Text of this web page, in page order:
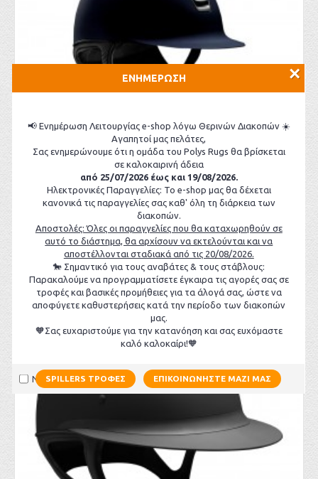
ΕΝΗΜΕΡΩΣΗ
📢 Ενημέρωση Λειτουργίας e-shop λόγω Θερινών Διακοπών ☀️
Αγαπητοί μας πελάτες,
Σας ενημερώνουμε ότι η ομάδα του Polys Rugs θα βρίσκεται
σε καλοκαιρινή άδεια
από 25/07/2026 έως και 19/08/2026.
Ηλεκτρονικές Παραγγελίες: Το e-shop μας θα δέχεται
κανονικά τις παραγγελίες σας καθ' όλη τη διάρκεια των
διακοπών.
Αποστολές: Όλες οι παραγγελίες που θα καταχωρηθούν σε
αυτό το διάστημα, θα αρχίσουν να εκτελούνται και να
αποστέλλονται σταδιακά από τις 20/08/2026.
🐎 Σημαντικό για τους αναβάτες & τους στάβλους:
Παρακαλούμε να προγραμματίσετε έγκαιρα τις αγορές σας σε
τροφές και βασικές προμήθειες για τα άλογά σας, ώστε να
αποφύγετε καθυστερήσεις κατά την περίοδο των διακοπών
μας.
🧡Σας ευχαριστούμε για την κατανόηση και σας ευχόμαστε
καλό καλοκαίρι!🧡
Να μην εμφανιστεί ξανά
SPILLERS ΤΡΟΦΈΣ ΕΠΙΚΟΙΝΩΝΉΣΤΕ ΜΑΖΊ ΜΑΣ
×
Κράνος Shadowmatt Standard V1
340,00€
ΚΑΛΆΘΙ